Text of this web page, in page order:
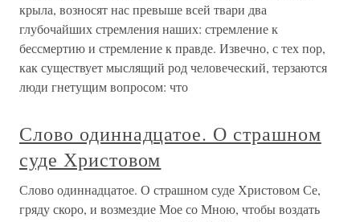
крыла, возносят нас превыше всей твари два
глубочайших стремления наших: стремление к
бессмертию и стремление к правде. Извечно, с тех пор,
как существует мыслящий род человеческий, терзаются
люди гнетущим вопросом: что
Слово одиннадцатое. О страшном
суде Христовом
Слово одиннадцатое. О страшном суде Христовом Се,
гряду скоро, и возмездие Мое со Мною, чтобы воздать